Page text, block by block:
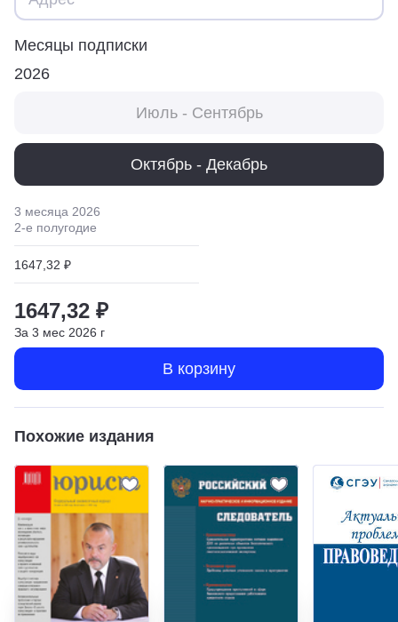
Месяцы подписки
2026
Июль - Сентябрь
Октябрь - Декабрь
3 месяца 2026
2-е полугодие
1647,32 ₽
1647,32 ₽
За 3 мес 2026 г
В корзину
Похожие издания